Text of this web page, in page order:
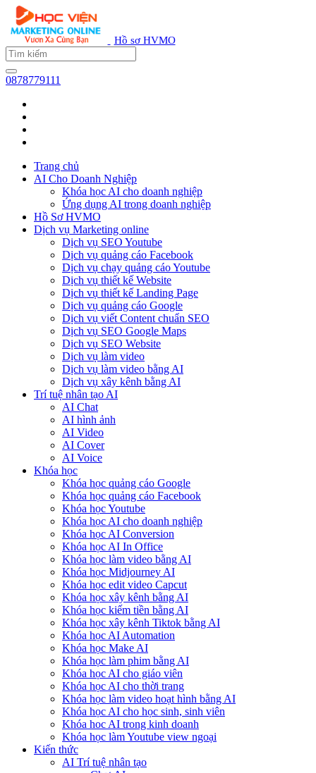
Hồ sơ HVMO
0878779111
Trang chủ
AI Cho Doanh Nghiệp
Khóa học AI cho doanh nghiệp
Ứng dụng AI trong doanh nghiệp
Hồ Sơ HVMO
Dịch vụ Marketing online
Dịch vụ SEO Youtube
Dịch vụ quảng cáo Facebook
Dịch vụ chạy quảng cáo Youtube
Dịch vụ thiết kế Website
Dịch vụ thiết kế Landing Page
Dịch vụ quảng cáo Google
Dịch vụ viết Content chuẩn SEO
Dịch vụ SEO Google Maps
Dịch vụ SEO Website
Dịch vụ làm video
Dịch vụ làm video bằng AI
Dịch vụ xây kênh bằng AI
Trí tuệ nhân tạo AI
AI Chat
AI hình ảnh
AI Video
AI Cover
AI Voice
Khóa học
Khóa học quảng cáo Google
Khóa học quảng cáo Facebook
Khóa học Youtube
Khóa học AI cho doanh nghiệp
Khóa học AI Conversion
Khóa học AI In Office
Khóa học làm video bằng AI
Khóa học Midjourney AI
Khóa học edit video Capcut
Khóa học xây kênh bằng AI
Khóa học kiếm tiền bằng AI
Khóa học xây kênh Tiktok bằng AI
Khóa học AI Automation
Khóa học Make AI
Khóa học làm phim bằng AI
Khóa học AI cho giáo viên
Khóa học AI cho thời trang
Khóa học làm video hoạt hình bằng AI
Khóa học AI cho học sinh, sinh viên
Khóa hoc AI trong kinh doanh
Khóa học làm Youtube view ngoại
Kiến thức
AI Trí tuệ nhân tạo